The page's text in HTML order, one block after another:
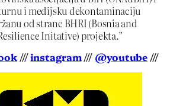
i medijsku dekontaminaciju
od strane BHRI (Bosnia and
Initative) projekta.”
///instagram/// @youtube ///